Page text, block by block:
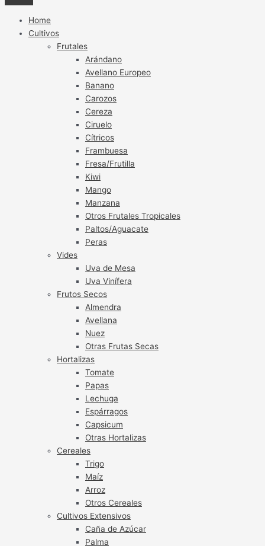
Home
Cultivos
Frutales
Arándano
Avellano Europeo
Banano
Carozos
Cereza
Ciruelo
Cítricos
Frambuesa
Fresa/Frutilla
Kiwi
Mango
Manzana
Otros Frutales Tropicales
Paltos/Aguacate
Peras
Vides
Uva de Mesa
Uva Vinífera
Frutos Secos
Almendra
Avellana
Nuez
Otras Frutas Secas
Hortalizas
Tomate
Papas
Lechuga
Espárragos
Capsicum
Otras Hortalizas
Cereales
Trigo
Maíz
Arroz
Otros Cereales
Cultivos Extensivos
Caña de Azúcar
Palma